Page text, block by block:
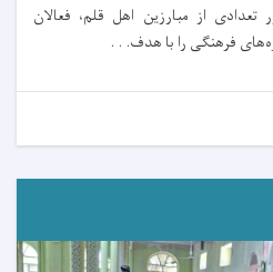
از مبارزین اهل قلم، فعالان
فرهنگی را با هدف. . .